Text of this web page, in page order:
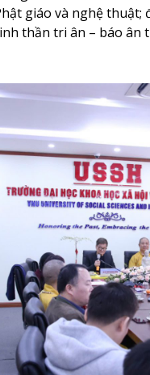
giáo và nghệ
thần tri ân – báo